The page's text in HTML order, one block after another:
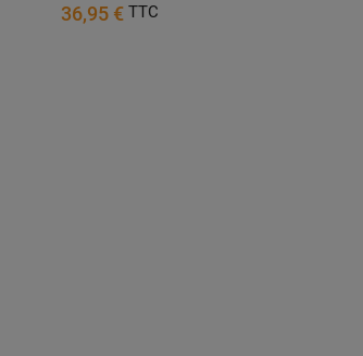
36,95 € TTC